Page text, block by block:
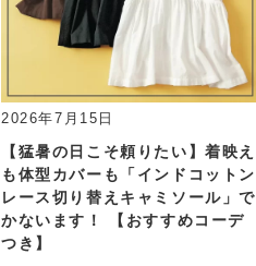
2026年7月15日
【猛暑の日こそ頼りたい】着映え
も体型カバーも「インドコットン
レース切り替えキャミソール」で
かないます！ 【おすすめコーデ
つき】